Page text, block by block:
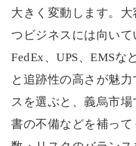
大きく変動します。
つビジネスには向いて
FedEx、UPS、EMS
と追跡性の高さが魅
スを選ぶと、義烏市
書の不備などを補っ